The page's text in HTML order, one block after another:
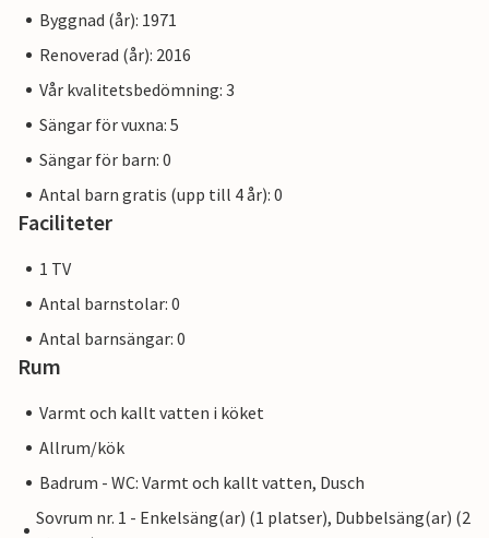
Byggnad (år): 1971
Renoverad (år): 2016
Vår kvalitetsbedömning: 3
Sängar för vuxna: 5
Sängar för barn: 0
Antal barn gratis (upp till 4 år): 0
Faciliteter
1 TV
Antal barnstolar: 0
Antal barnsängar: 0
Rum
Varmt och kallt vatten i köket
Allrum/kök
Badrum - WC: Varmt och kallt vatten, Dusch
Sovrum nr. 1 - Enkelsäng(ar) (1 platser), Dubbelsäng(ar) (2